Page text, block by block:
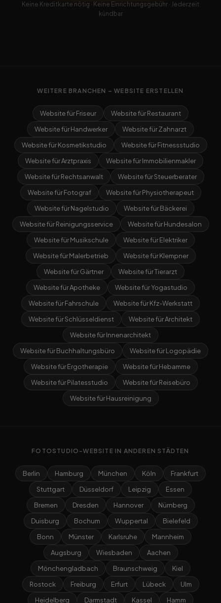
Keine Kreditkarte nötig · Keine Einrichtungsgebühr · Jederzeit
kündbar
WEITERE BRANCHEN – WEBSITE ERSTELLEN
Website für Friseur
Website für Restaurant
Website für Handwerker
Website für Zahnarzt
Website für Kosmetikstudio
Website für Fitnessstudio
Website für Arztpraxis
Website für Immobilienmakler
Website für Rechtsanwalt
Website für Steuerberater
Website für Fotograf
Website für Physiotherapeut
Website für Nagelstudio
Website für Bäckerei
Website für Reinigungsservice
Website für Hundesalon
Website für Musikschule
Website für Elektriker
Website für Malerbetrieb
Website für Klempner
Website für Gärtner
Website für Tierarzt
Website für Apotheke
Website für Yogastudio
Website für Fahrschule
Website für Kfz-Werkstatt
Website für Schlüsseldienst
Website für Architekt
Website für Innenarchitekt
Website für Buchhaltungsbüro
Website für Logopädie
Website für Ergotherapie
Website für Hebamme
Website für Pilatesstudio
Website für Reisebüro
Website für Hausreinigung
FOTOSTUDIO-WEBSITE IN ANDEREN STÄDTEN
Berlin Hamburg München Köln
Frankfurt
Stuttgart
Düsseldorf Leipzig
Essen
Bremen
Dresden Hannover
Nürnberg
Duisburg
Bochum Wuppertal
Bielefeld
Bonn
Münster Karlsruhe
Mannheim
Augsburg
Wiesbaden
Aachen
Mönchengladbach
Braunschweig
Kiel
Rostock
Freiburg Erfurt Lübeck
Ulm
Heidelberg
Darmstadt Kassel Hamm